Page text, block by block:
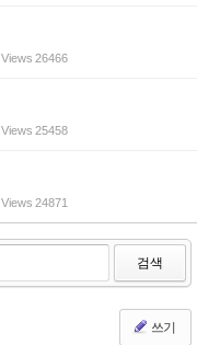
Views 26466
Views 25458
Views 24871
검색
쓰기